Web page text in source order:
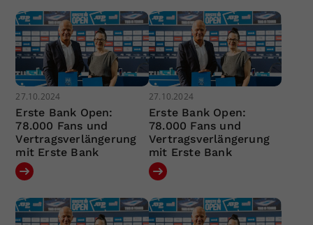
27.10.2024
Erste Bank Open:
78.000 Fans und
Vertragsverlängerung
mit Erste Bank
27.10.2024
Erste Bank Open:
78.000 Fans und
Vertragsverlängerung
mit Erste Bank